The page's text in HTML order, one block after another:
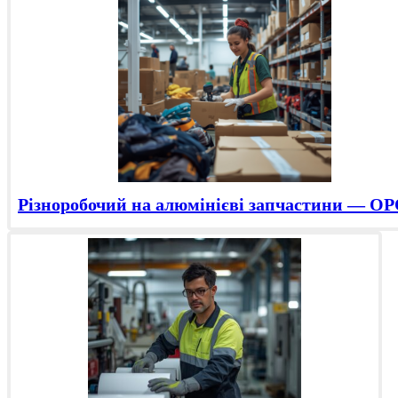
Різноробочий на алюмінієві запчастини —